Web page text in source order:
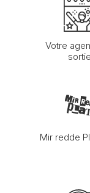
Votre
Mir redde